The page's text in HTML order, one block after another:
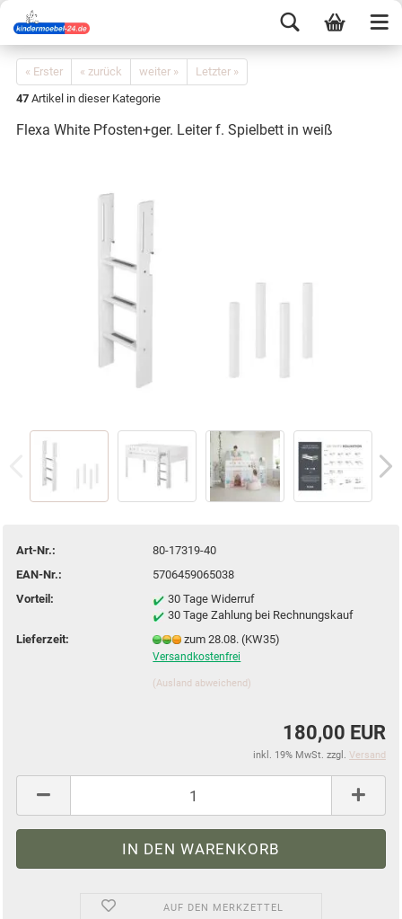
« Erster « zurück weiter »
Letzter »
47 Artikel in dieser Kategorie
Flexa White Pfosten+ger. Leiter f. Spielbett in weiß
Art-Nr.:
80-17319-40
EAN-Nr.:
5706459065038
Vorteil:
30 Tage Widerruf
30 Tage Zahlung bei Rechnungskauf
Lieferzeit:
zum 28.08. (KW35)
Versandkostenfrei
(Ausland abweichend)
180,00 EUR
inkl. 19% MwSt. zzgl. Versand
AUF DEN MERKZETTEL